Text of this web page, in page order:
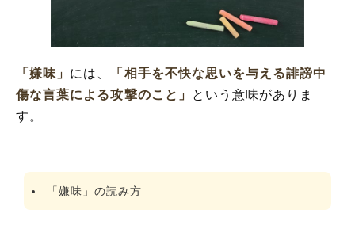
「嫌味」の類語や類義語・言い換え
「嫌味」 には、
「相手を不快な思いを与える誹謗中
傷な言葉による攻撃のこと」
という意味がありま
す。
「嫌味」の読み方